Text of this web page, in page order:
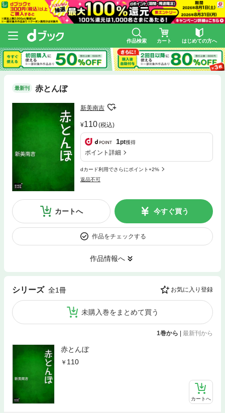
作品検索 カート はじめての方へ
最新刊 赤とんぼ
新美南吉
110(税込)
1pt獲得
ポイント詳細
dカード利用でさらにポイント+2%
返品不可
カートへ 今すぐ買う
作品をチェックする
作品情報へ
シリーズ 全1冊 お気に入り登録
未購入巻をまとめて買う
1巻から | 最新刊から
赤とんぼ
110
カートへ